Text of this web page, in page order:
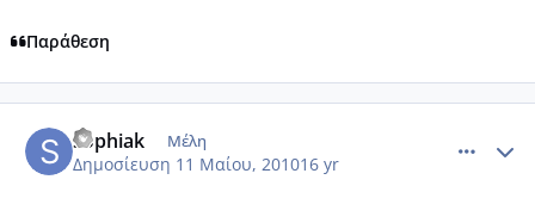
Παράθεση
sophiak Μέλη
Δημοσίευση 11 Μαίου, 201016 yr